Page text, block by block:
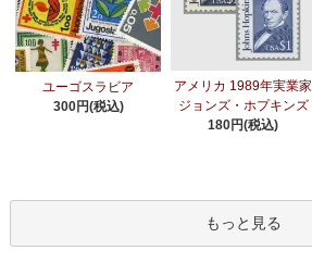
ユーゴスラビア
300円(税込)
アメリカ 1989年実業家
ジョンズ・ホプキンズ
180円(税込)
もっと見る